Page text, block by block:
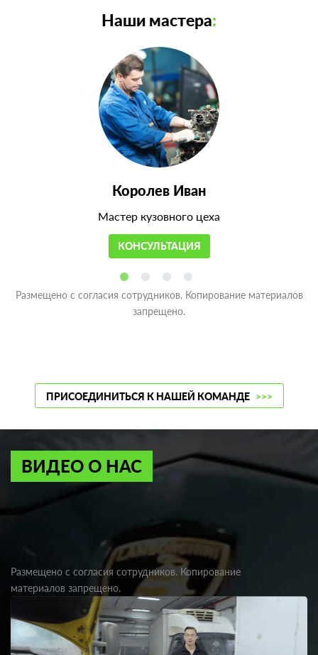
Наши мастера:
Королев Иван
Мастер кузовного цеха
КОНСУЛЬТАЦИЯ
Размещено с согласия сотрудников. Копирование материалов
запрещено.
ПРИСОЕДИНИТЬСЯ К НАШЕЙ КОМАНДЕ >>>
ВИДЕО О НАС
Размещено с согласия сотрудников. Копирование
материалов запрещено.